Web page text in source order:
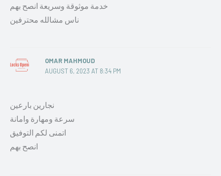
خدمة موثوقة وسريعة انصح بهم
ناس مشالله محترفين
OMAR MAHMOUD
AUGUST 6, 2023 AT 8:34 PM
نجارين بارعين
سرعة ومهارة وامانة
اتمنى لكم التوفيق
انصح بهم